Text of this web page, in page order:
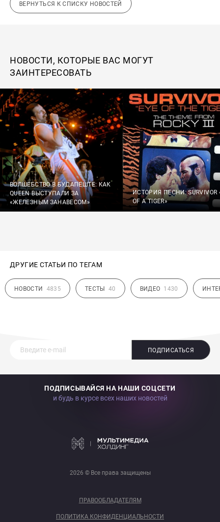
ВЕРНУТЬСЯ К СПИСКУ НОВОСТЕЙ
НОВОСТИ, КОТОРЫЕ ВАС МОГУТ
ЗАИНТЕРЕСОВАТЬ
ВОЛШЕБСТВО В БУДАПЕШТЕ: КАК
QUEEN ВЫСТУПАЛИ ЗА
«ЖЕЛЕЗНЫМ ЗАНАВЕСОМ»
ИСТОРИЯ ПЕСНИ: SURVIVOR
OF A TIGER»
ДРУГИЕ СТАТЬИ ПО ТЕГАМ
НОВОСТИ 4835 ТЕСТЫ 40 ВИДЕО 1430
ПОДПИСАТЬСЯ
ПОДПИСЫВАЙСЯ НА НАШИ СОЦСЕТИ
и будь в курсе всех наших новостей
2026 © Все права защищены
ПРАВООБЛАДАТЕЛЯМ
ПОЛИТИКА КОНФИДЕНЦИАЛЬНОСТИ